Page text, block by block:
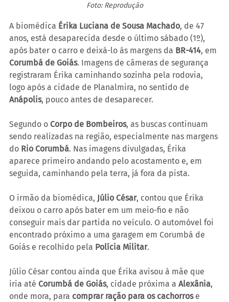
Foto: Reprodução
A biomédica Érika Luciana de Sousa Machado, de 47
anos, está desaparecida desde o último sábado (1º),
após bater o carro e deixá-lo às margens da BR-414, em
Corumbá de Goiás. Imagens de câmeras de segurança
registraram Érika caminhando sozinha pela rodovia,
logo após a cidade de Planalmira, no sentido de
Anápolis, pouco antes de desaparecer.
Segundo o Corpo de Bombeiros, as buscas continuam
sendo realizadas na região, especialmente nas margens
do Rio Corumbá. Nas imagens divulgadas, Érika
aparece primeiro andando pelo acostamento e, em
seguida, caminhando pela terra, já fora da pista.
O irmão da biomédica, Júlio César, contou que Érika
deixou o carro após bater em um meio-fio e não
conseguir mais dar partida no veículo. O automóvel foi
encontrado próximo a uma garagem em Corumbá de
Goiás e recolhido pela Polícia Militar.
Júlio César contou ainda que Érika avisou à mãe que
iria até Corumbá de Goiás, cidade próxima a Alexânia,
onde mora, para comprar ração para os cachorros e